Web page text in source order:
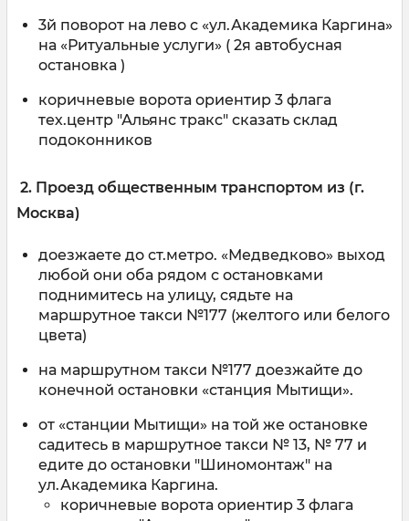
3й поворот на лево с «ул.Академика Каргина»
на «Ритуальные услуги» ( 2я автобусная
остановка )
коричневые ворота ориентир 3 флага
тех.центр "Альянс тракс" сказать склад
подоконников
2. Проезд общественным транспортом из (г.
Москва)
доезжаете до ст.метро. «Медведково» выход
любой они оба рядом с остановками
поднимитесь на улицу, сядьте на
маршрутное такси №177 (желтого или белого
цвета)
на маршрутном такси №177 доезжайте до
конечной остановки «станция Мытищи».
от «станции Мытищи» на той же остановке
садитесь в маршрутное такси № 13, № 77 и
едите до остановки "Шиномонтаж" на
ул.Академика Каргина.
коричневые ворота ориентир 3 флага